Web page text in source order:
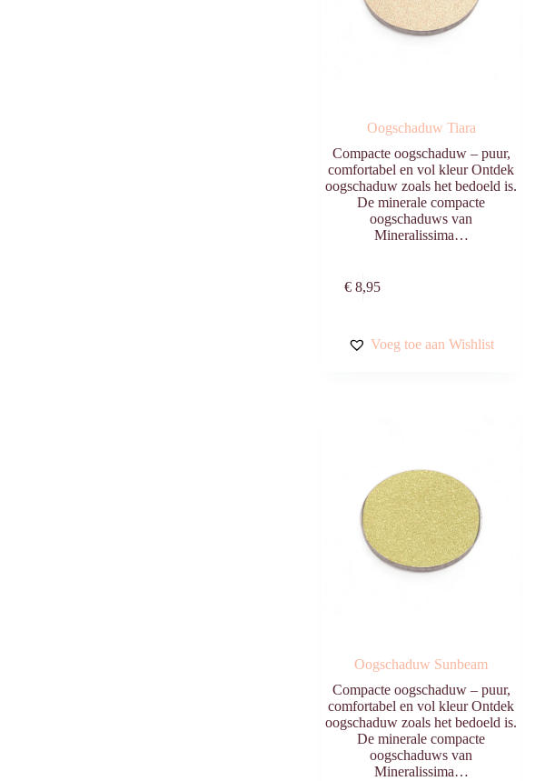
Oogschaduw Tiara
Compacte oogschaduw – puur,
comfortabel en vol kleur Ontdek
oogschaduw zoals het bedoeld is.
De minerale compacte
oogschaduws van
Mineralissima…
€ 8,95
Voeg toe aan Wishlist
Oogschaduw Sunbeam
Compacte oogschaduw – puur,
comfortabel en vol kleur Ontdek
oogschaduw zoals het bedoeld is.
De minerale compacte
oogschaduws van
Mineralissima…